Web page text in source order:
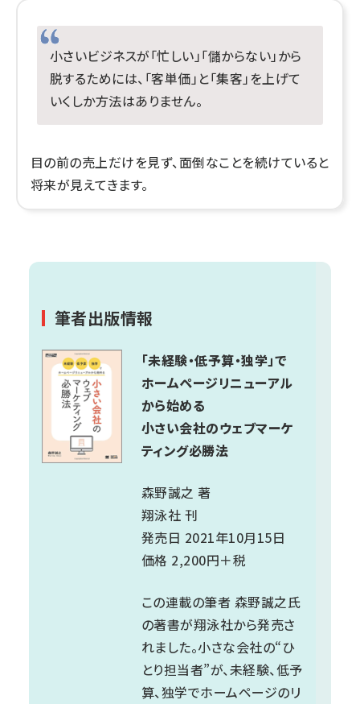
小さいビジネスが「忙しい」「儲からない」から
脱するためには、「客単価」と「集客」を上げて
いくしか方法はありません。
目の前の売上だけを見ず、面倒なことを続けていると
将来が見えてきます。
筆者出版情報
「未経験・低予算・独学」で
ホームページリニューアル
から始める
小さい会社のウェブマーケ
ティング必勝法
森野誠之 著
翔泳社 刊
発売日 2021年10月15日
価格 2,200円＋税
この連載の筆者 森野誠之氏
の著書が翔泳社から発売さ
れました。小さな会社の“ひ
とり担当者”が、未経験、低予
算、独学でホームページのリ